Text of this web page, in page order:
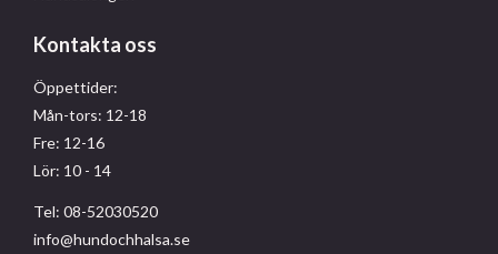
Kontakta oss
Öppettider:
Mån-tors: 12-18
Fre: 12-16
Lör: 10 - 14
Tel: 08-52030520
info@hundochhalsa.se